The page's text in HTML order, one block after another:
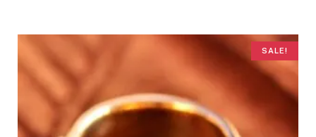
₹4200.₹3800.
SALE!